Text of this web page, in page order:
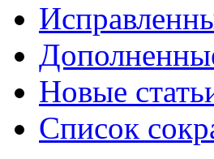
Новые
Список